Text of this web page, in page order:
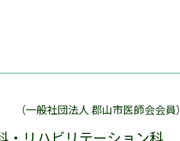
（一般社団法人 郡山市医師会会員）